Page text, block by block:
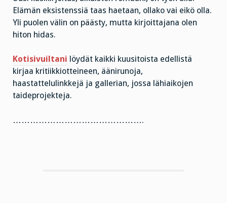
Elämän eksistenssiä taas haetaan, ollako vai eikö olla.
Yli puolen välin on päästy, mutta kirjoittajana olen
hiton hidas.
Kotisivuiltani löydät kaikki kuusitoista edellistä
kirjaa kritiikkiotteineen, äänirunoja,
haastattelulinkkejä ja gallerian, jossa lähiaikojen
taideprojekteja.
……………………………………….